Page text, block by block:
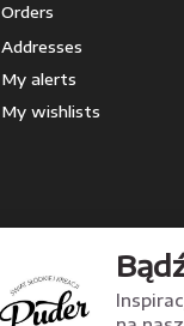
Orders
Addresses
My alerts
My wishlists